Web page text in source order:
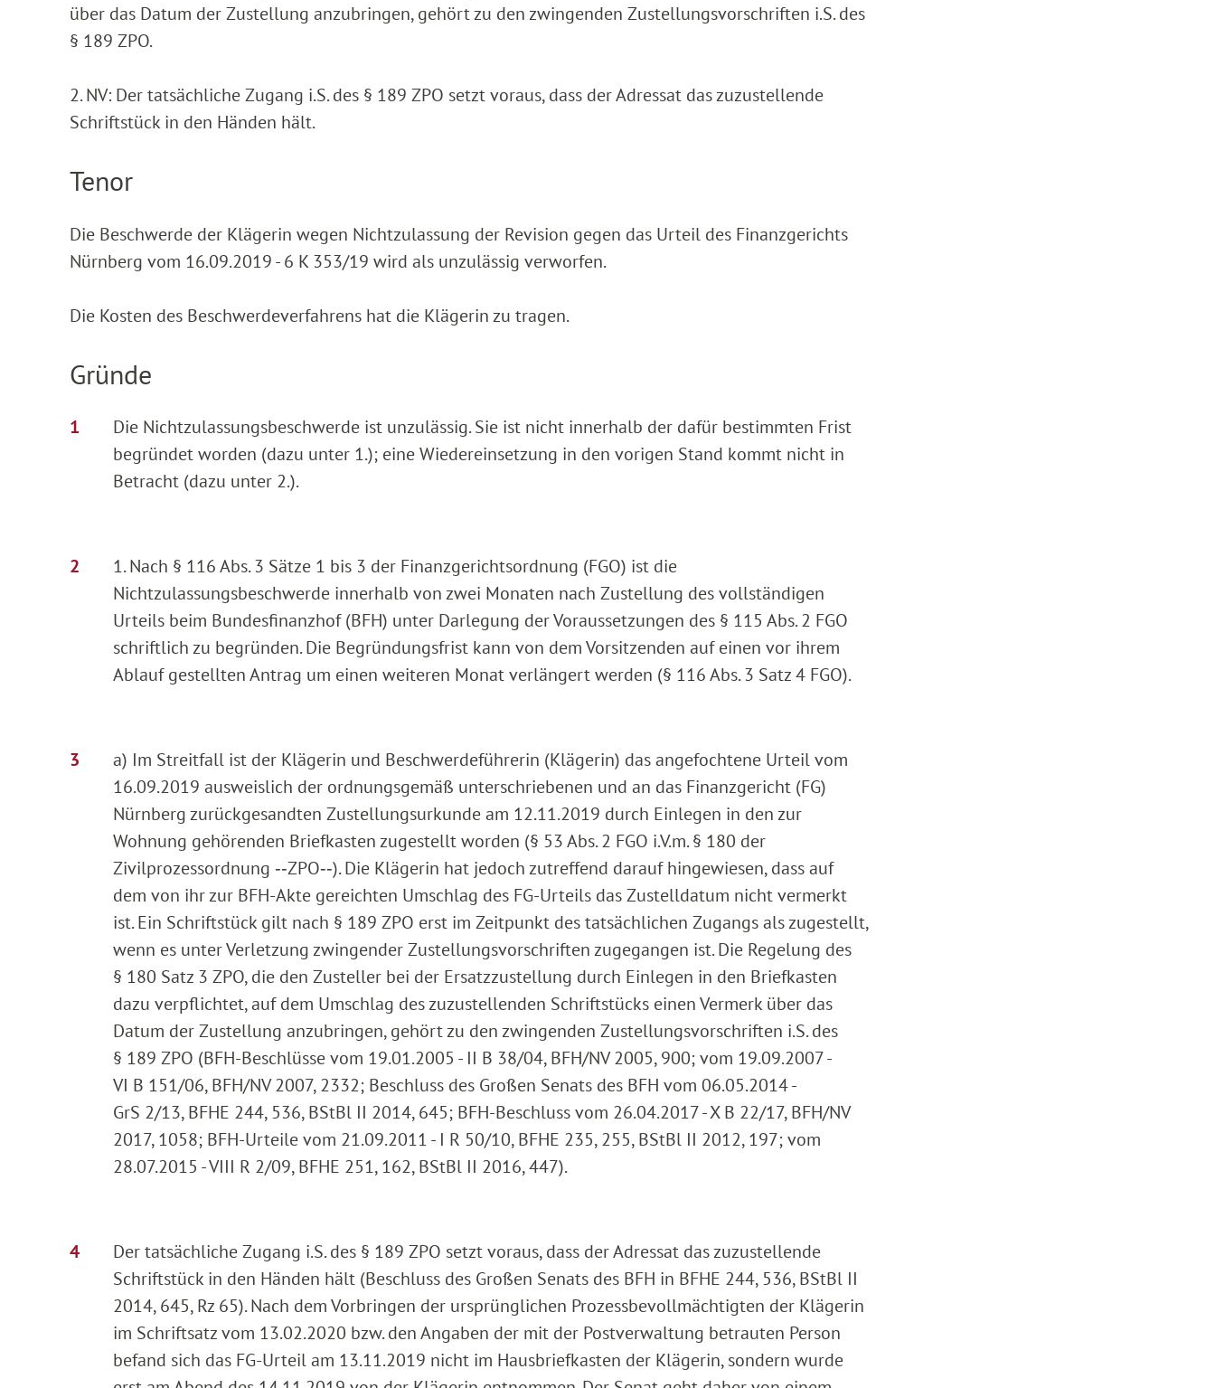
über das Datum der Zustellung anzubringen, gehört zu den zwingenden Zustellungsvorschriften i.S. des
§ 189 ZPO.
2. NV: Der tatsächliche Zugang i.S. des § 189 ZPO setzt voraus, dass der Adressat das zuzustellende
Schriftstück in den Händen hält.
Tenor
Die Beschwerde der Klägerin wegen Nichtzulassung der Revision gegen das Urteil des Finanzgerichts
Nürnberg vom 16.09.2019 - 6 K 353/19 wird als unzulässig verworfen.
Die Kosten des Beschwerdeverfahrens hat die Klägerin zu tragen.
Gründe
Die Nichtzulassungsbeschwerde ist unzulässig. Sie ist nicht innerhalb der dafür bestimmten Frist
begründet worden (dazu unter 1.); eine Wiedereinsetzung in den vorigen Stand kommt nicht in
Betracht (dazu unter 2.).
1. Nach § 116 Abs. 3 Sätze 1 bis 3 der Finanzgerichtsordnung (FGO) ist die
Nichtzulassungsbeschwerde innerhalb von zwei Monaten nach Zustellung des vollständigen
Urteils beim Bundesfinanzhof (BFH) unter Darlegung der Voraussetzungen des § 115 Abs. 2 FGO
schriftlich zu begründen. Die Begründungsfrist kann von dem Vorsitzenden auf einen vor ihrem
Ablauf gestellten Antrag um einen weiteren Monat verlängert werden (§ 116 Abs. 3 Satz 4 FGO).
a) Im Streitfall ist der Klägerin und Beschwerdeführerin (Klägerin) das angefochtene Urteil vom
16.09.2019 ausweislich der ordnungsgemäß unterschriebenen und an das Finanzgericht (FG)
Nürnberg zurückgesandten Zustellungsurkunde am 12.11.2019 durch Einlegen in den zur
Wohnung gehörenden Briefkasten zugestellt worden (§ 53 Abs. 2 FGO i.V.m. § 180 der
Zivilprozessordnung ‑‑ZPO‑‑). Die Klägerin hat jedoch zutreffend darauf hingewiesen, dass auf
dem von ihr zur BFH-Akte gereichten Umschlag des FG-Urteils das Zustelldatum nicht vermerkt
ist. Ein Schriftstück gilt nach § 189 ZPO erst im Zeitpunkt des tatsächlichen Zugangs als zugestellt,
wenn es unter Verletzung zwingender Zustellungsvorschriften zugegangen ist. Die Regelung des
§ 180 Satz 3 ZPO, die den Zusteller bei der Ersatzzustellung durch Einlegen in den Briefkasten
dazu verpflichtet, auf dem Umschlag des zuzustellenden Schriftstücks einen Vermerk über das
Datum der Zustellung anzubringen, gehört zu den zwingenden Zustellungsvorschriften i.S. des
§ 189 ZPO (BFH-Beschlüsse vom 19.01.2005 - II B 38/04, BFH/NV 2005, 900; vom 19.09.2007 -
VI B 151/06, BFH/NV 2007, 2332; Beschluss des Großen Senats des BFH vom 06.05.2014 -
GrS 2/13, BFHE 244, 536, BStBl II 2014, 645; BFH-Beschluss vom 26.04.2017 - X B 22/17, BFH/NV
2017, 1058; BFH-Urteile vom 21.09.2011 - I R 50/10, BFHE 235, 255, BStBl II 2012, 197; vom
28.07.2015 - VIII R 2/09, BFHE 251, 162, BStBl II 2016, 447).
Der tatsächliche Zugang i.S. des § 189 ZPO setzt voraus, dass der Adressat das zuzustellende
Schriftstück in den Händen hält (Beschluss des Großen Senats des BFH in BFHE 244, 536, BStBl II
2014, 645, Rz 65). Nach dem Vorbringen der ursprünglichen Prozessbevollmächtigten der Klägerin
im Schriftsatz vom 13.02.2020 bzw. den Angaben der mit der Postverwaltung betrauten Person
befand sich das FG-Urteil am 13.11.2019 nicht im Hausbriefkasten der Klägerin, sondern wurde